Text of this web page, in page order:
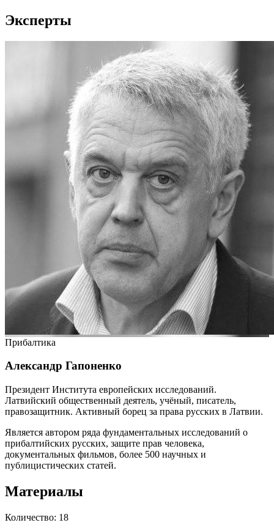
Эксперты
Прибалтика
Александр Гапоненко
Президент Института европейских исследований.
Латвийский общественный деятель, учёный, писатель,
правозащитник. Активный борец за права русских в Латвии.
Является автором ряда фундаментальных исследований о
прибалтийских русских, защите прав человека,
документальных фильмов, более 500 научных и
публицистических статей.
Материалы
Количество: 18